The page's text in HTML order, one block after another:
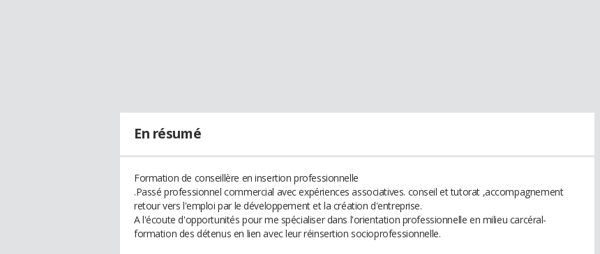
En résumé
Formation de conseillère en insertion professionnelle
.Passé professionnel commercial avec expériences associatives. conseil et tutorat ,accompagnement
retour vers l'emploi par le développement et la création d'entreprise.
A l'écoute d'opportunités pour me spécialiser dans l'orientation professionnelle en milieu carcéral-
formation des détenus en lien avec leur réinsertion socioprofessionnelle.